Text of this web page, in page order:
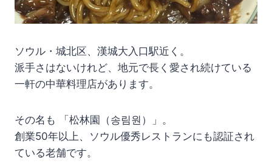
ソウル・城北区、漢城大入口駅近く。
派手さはないけれど、地元で長く愛され続けている
一軒の中華料理店があります。
その名も 「松林園（송림원）」。
創業50年以上、ソウル優秀レストランにも認証され
ている老舗です。